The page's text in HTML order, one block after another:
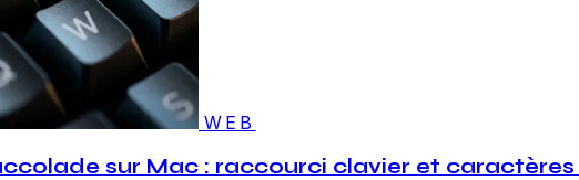
WEB
sur Mac : raccourci clavier et